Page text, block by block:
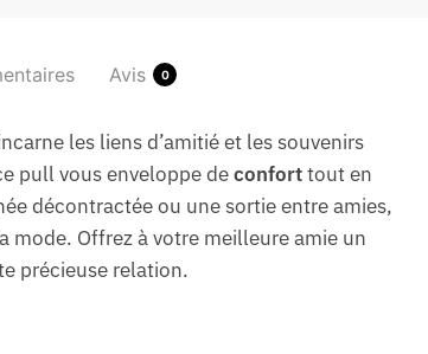
Avis 0
les liens d’amitié et les souvenirs
pull vous enveloppe deconforttout en
décontractée ou une sortie entre amies,
mode. Offrez à votre meilleure amie un
précieuse relation.